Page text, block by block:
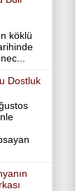
köklü
Dostluk